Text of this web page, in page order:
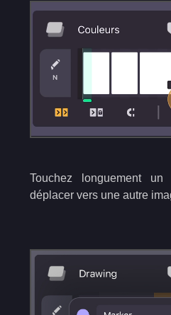
Touchez longuement
déplacer vers une autre